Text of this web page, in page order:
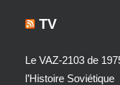
TV
Le VAZ-2103 de
l’Histoire Soviétique